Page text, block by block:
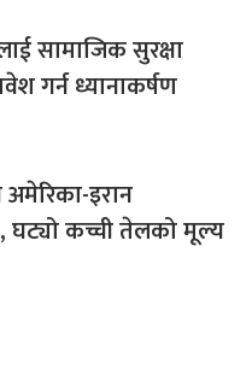
सामाजिक सुरक्षा
गर्न ध्यानाकर्षण
इरान
घट्यो कच्ची तेलको मूल्य